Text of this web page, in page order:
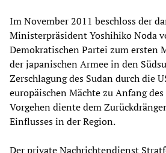
Im November 2011 beschloss der
Ministerpräsident Yoshihiko Noda
Demokratischen Partei zum ersten
der japanischen Armee in den
Zerschlagung des Sudan durch die
europäischen Mächte zu Anfang des
Vorgehen diente dem
Einflusses in der Region.
Der private Nachrichtendienst